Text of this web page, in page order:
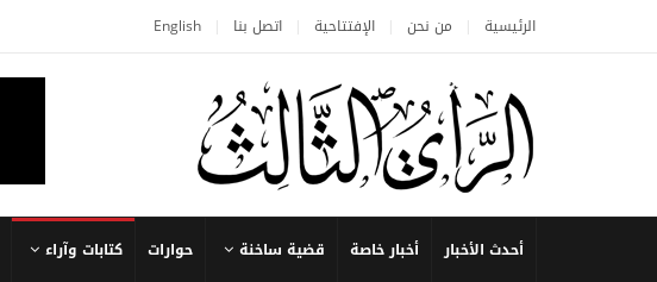
الرئيسية من نحن الإفتتاحية اتصل بنا English
أحدث الأخبار أخبار خاصة قضية ساخنة حوارات كتابات وآراء